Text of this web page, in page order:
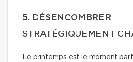
5. DÉSENCOMBRER
STRATÉGIQUEMENT
Le printemps est le moment